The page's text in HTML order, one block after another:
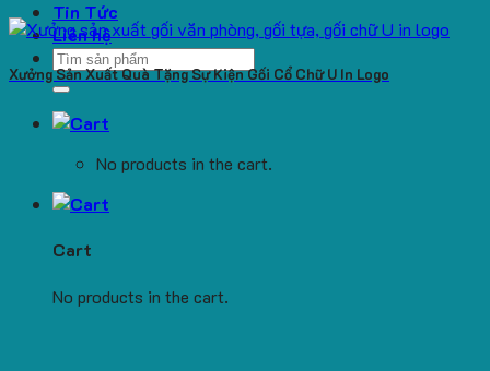
Tin Tức
Liên hệ
Search
for:
No products in the cart.
Cart
No products in the cart.
Xưởng Sản Xuất Quà Tặng Sự Kiện Gối Cổ Chữ U In Logo